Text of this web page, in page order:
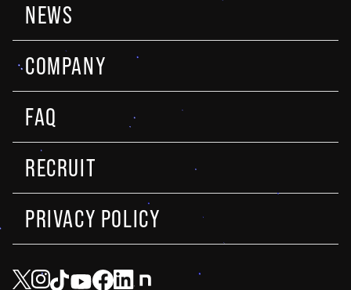
NEWS
COMPANY
FAQ
RECRUIT
PRIVACY POLICY